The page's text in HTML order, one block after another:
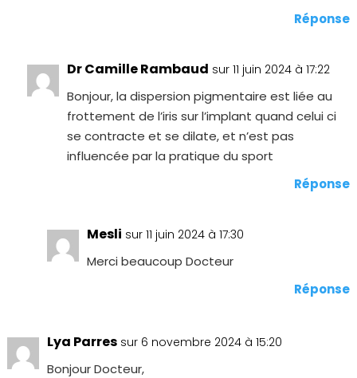
Réponse
Dr Camille Rambaud sur 11 juin 2024 à 17:22
Bonjour, la dispersion pigmentaire est liée au
frottement de l’iris sur l’implant quand celui ci
se contracte et se dilate, et n’est pas
influencée par la pratique du sport
Réponse
Mesli sur 11 juin 2024 à 17:30
Merci beaucoup Docteur
Réponse
Lya Parres sur 6 novembre 2024 à 15:20
Bonjour Docteur,